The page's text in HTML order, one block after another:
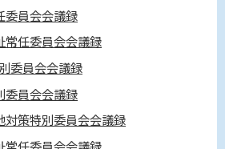
員会会議録
任委員会会議録
委員会会議録
員会会議録
策特別委員会会議録